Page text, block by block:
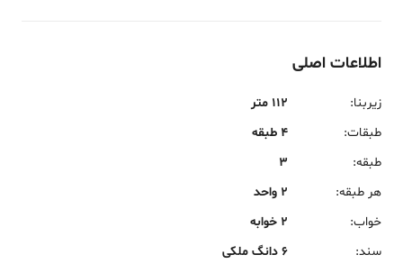
اطلاعات اصلی
زیربنا:
112 متر
طبقات:
4 طبقه
طبقه:
3
هر طبقه:
2 واحد
خواب:
2 خوابه
سند:
6 دانگ ملکی